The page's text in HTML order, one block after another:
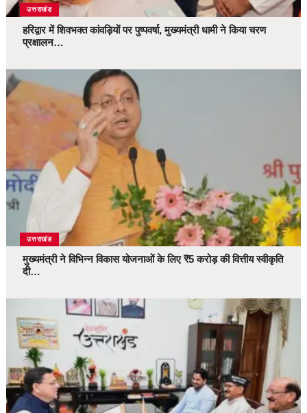
उत्तराखंड
हरिद्वार में शिवभक्त कांवड़ियों पर पुष्पवर्षा, मुख्यमंत्री धामी ने किया चरण
प्रक्षालन…
उत्तराखंड
मुख्यमंत्री ने विभिन्न विकास योजनाओं के लिए ₹5 करोड़ की वित्तीय स्वीकृति
दी…